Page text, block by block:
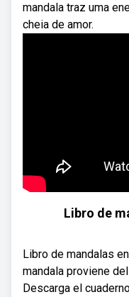
mandala traz uma
cheia de amor.
Libro de
Libro de mandalas
mandala proviene
Descarga el